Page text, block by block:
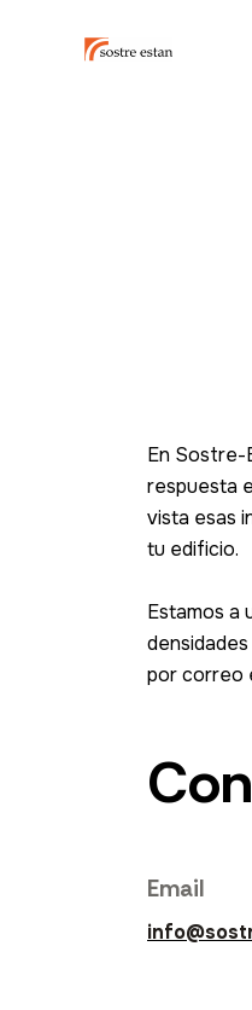
En Sostre-
respuesta
vista esas
tu edificio.
Estamos a
por correo
Email